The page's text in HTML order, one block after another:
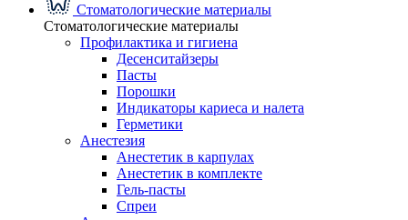
Стоматологические материалы
Стоматологические материалы
Профилактика и гигиена
Десенситайзеры
Пасты
Порошки
Индикаторы кариеса и налета
Герметики
Анестезия
Анестетик в карпулах
Анестетик в комплекте
Гель-пасты
Спреи